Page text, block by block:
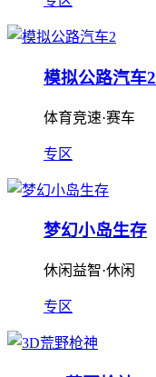
模拟公路汽车2
体育竞速·赛车
专区
梦幻小岛生存
休闲益智·休闲
专区